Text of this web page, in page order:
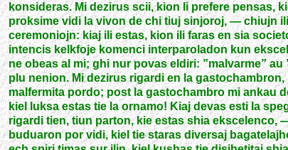
konsideras. Mi dezirus scii, kion li prefere pensas,
proksime vidi la vivon de chi tiuj sinjoroj, — chiujn
ceremoniojn: kiaj ili estas, kion ili faras en sia
intencis kelkfoje komenci interparoladon kun
ne obeas al mi; ghi nur povas eldiri: ”malvarme”
plu nenion. Mi dezirus rigardi en la
malfermita pordo; post la gastochambro mi ankau
kiel luksa estas tie la ornamo! Kiaj devas esti la
rigardi tien, tiun parton, kie estas shia ekscelenco,
buduaron por vidi, kiel tie staras diversaj